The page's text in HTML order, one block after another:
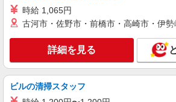
時給1,750円以上（深
額支給 ◆月収例 308,000円 （夜勤シフト 21時〜
翌6時 週5日勤務の場合）
務
兵庫県神戸市中央区 ★
先有
キープ
時給 1,065円
古河市・佐野市・前橋市・高崎市・伊
詳細を見る
ビルの清掃スタッフ